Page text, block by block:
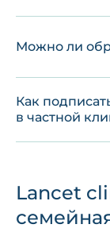
Можно ли
Как
в частной
Lancet